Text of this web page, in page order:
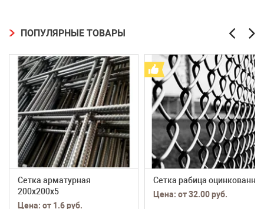
ПОПУЛЯРНЫЕ ТОВАРЫ
Сетка арматурная
200х200х5
Цена: от 1.6 руб.
Сетка рабица
Цена: от 32.00 руб.